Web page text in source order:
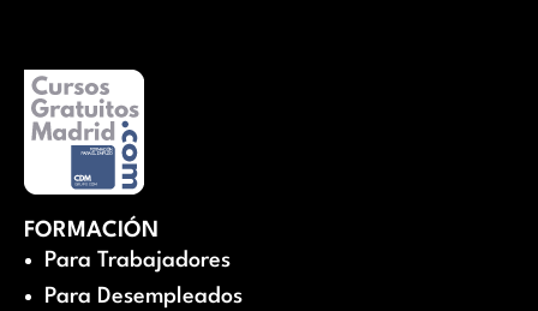
FORMACIÓN
Para Trabajadores
Para Desempleados